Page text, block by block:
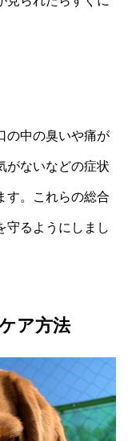
の中の臭いや痛が
がないなどの症状
す。これらの総合
守るようにしまし
ア方法